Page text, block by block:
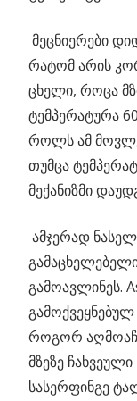
მეცნიერები
რატომ არის
ცხელი, როცა
ტემპერატურა
როლს ამ
თუმცა
მექანიზმი
ამჯერად
გამოავლინეს.
გამოქვეყნებულ
როგორ
მზეზე
სასერფინგე